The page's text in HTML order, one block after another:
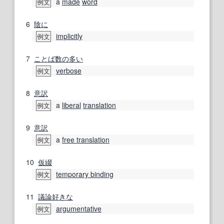
例文
6 陰に
例文 implicitly
7 ことば数の多い
例文 verbose
8 意訳
例文 a liberal translation
9 意訳
例文 a free translation
10 仮綴
例文 temporary binding
11 議論好きな
例文 argumentative